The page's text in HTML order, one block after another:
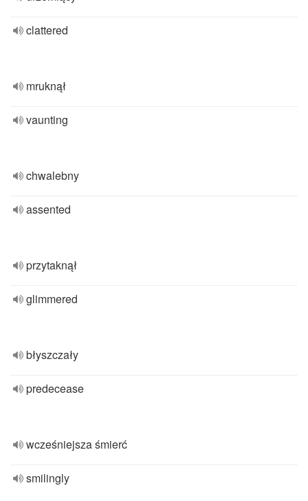
clattered
mruknął
vaunting
chwalebny
assented
przytaknął
glimmered
błyszczały
predecease
wcześniejsza śmierć
smilingly